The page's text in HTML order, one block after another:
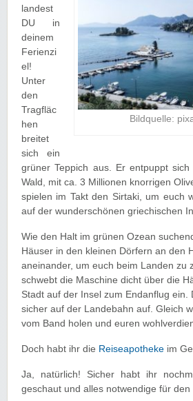
Bildquelle:
landest
DU in
deinem
Ferienzi
el!
Unter
den
Tragfläc
hen
breitet
sich ein
grüner Teppich aus. Er entpuppt
Wald, mit ca. 3 Millionen knorrigen
spielen im Takt den Sirtaki, um euch
auf der wunderschönen griechischen
Wie den Halt im grünen Ozean
Häuser in den kleinen Dörfern an den
aneinander, um euch beim Landen zu
schwebt die Maschine dicht über die
Stadt auf der Insel zum Endanflug ein.
sicher auf der Landebahn auf. Gleich
vom Band holen und euren
Doch habt ihr die Reiseapotheke im
Ja, natürlich! Sicher habt ihr
geschaut und alles notwendige für den